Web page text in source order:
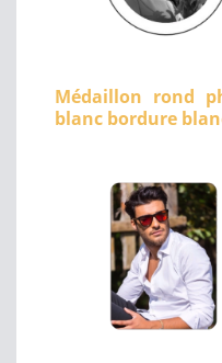
Médaillon rond
blanc bordure